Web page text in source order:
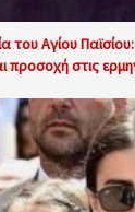
του Αγίου
προσοχή στις